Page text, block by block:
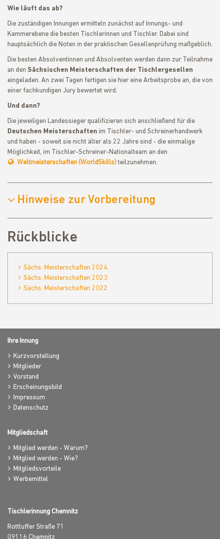
Wie läuft das ab?
Die zuständigen Innungen ermitteln zunächst auf Innungs- und
Kammerebene die besten Tischlerinnen und Tischler. Dabei sind
hauptsächlich die Noten in der praktischen Gesellenprüfung maßgeblich.
Die besten Absolventinnen und Absolventen werden dann zur Teilnahme
an den Sächsischen Meisterschaften der Tischlergesellen
eingeladen. An zwei Tagen fertigen sie hier eine Arbeitsprobe an, die von
einer fachkundigen Jury bewertet wird.
Und dann?
Die jeweiligen Landessieger qualifizieren sich anschließend für die
Deutschen Meisterschaften im Tischler- und Schreinerhandwerk
und haben - soweit sie nicht älter als 22 Jahre sind - die einmalige
Möglichkeit, im Tischler-Schreiner-Nationalteam an den
Weltmeisterschaften (WorldSkills) teilzunehmen.
Hinweise zur Vorbereitung
Rückblicke
Sächs. Meisterschaften 2024
Sächs. Meisterschaften 2023
Sächs. Meisterschaften 2022
Ihre Innung
Kurzvorstellung
Mitglieder
Vorstand
Erscheinungsbild
Impressum
Datenschutz
Mitgliedschaft
Mitglied werden - Warum?
Mitglied werden - Wie?
Mitgliedsvorteile
Werbemittel
Tischlerinnung Chemnitz
Rottluffer Straße 71
09116 Chemnitz